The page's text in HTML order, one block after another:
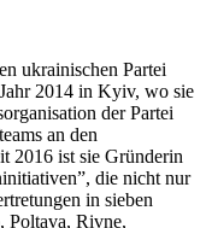
ukrainischen Partei
2014 in Kyiv, wo sie
der Partei
an den
2016 ist sie Gründerin
die nicht nur
in sieben
Poltava, Rivne,